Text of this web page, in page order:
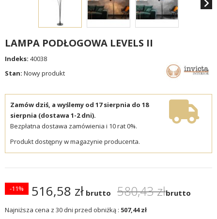
LAMPA PODŁOGOWA LEVELS II
Indeks: 40038
Stan: Nowy produkt
Zamów dziś, a wyślemy od 17 sierpnia do 18
sierpnia (dostawa 1-2 dni).
Bezpłatna dostawa zamówienia i 10 rat 0%.
Produkt dostępny w magazynie producenta.
516,58 zł brutto 580,43 złbrutto
-11%
Najniższa cena z 30 dni przed obniżką : 507,44 zł